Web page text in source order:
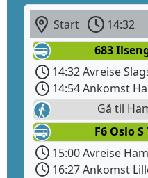
Start 14:32
683
14:32 Avreise
14:54 Ankomst
Gå til
F6 Oslo
15:00 Avreise
16:27 Ankomst